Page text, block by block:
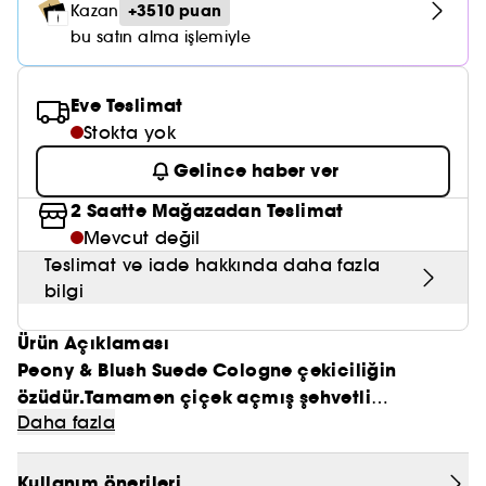
Maske
Cilt & Makyaj Temizleyiciler
Cilt Bakım Setleri
Saç Bakım Setleri
Okyanus Esansı
Nemlendirici Bakım
Kızarıklık için Bakım
Sıkılaştırıcı ve Lifting Etkili Bakım
Cilt Tonu Eşitsizliği için Bakım
Gözenek Karşıtı
Işıltı Veren Bakım
Karma ve Yağlı Saçlar
Kuru Saç Bakımı
CHAMPO
GHD
LE MONDE GOURMAND
SOL DE JANEIRO
ERBORIAN
KÉRASTASE
TANGLE TEEZER
K18
KAYALI
SUPERGOOP!
OUAI
AMIKA
KAYALI
LE MONDE GOURMAND
Kazan +3510 puan
bu satın alma işlemiyle
Eve Teslimat
Stokta yok
Gelince haber ver
2 Saatte Mağazadan Teslimat
Mevcut değil
Teslimat ve iade hakkında daha fazla
bilgi
Ürün Açıklaması
Peony & Blush Suede Cologne çekiciliğin
özüdür.Tamamen çiçek açmış şehvetli
şakayıklardan ilham alan çapkın bir çiçek
kokusudur.
Daha fazla